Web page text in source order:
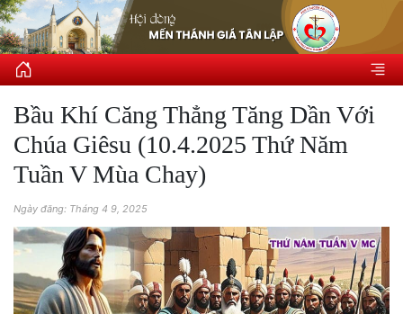
Bầu Khí Căng Thẳng Tăng Dần Với
Chúa Giêsu (10.4.2025 Thứ Năm
Tuần V Mùa Chay)
Ngày đăng: Tháng 4 9, 2025